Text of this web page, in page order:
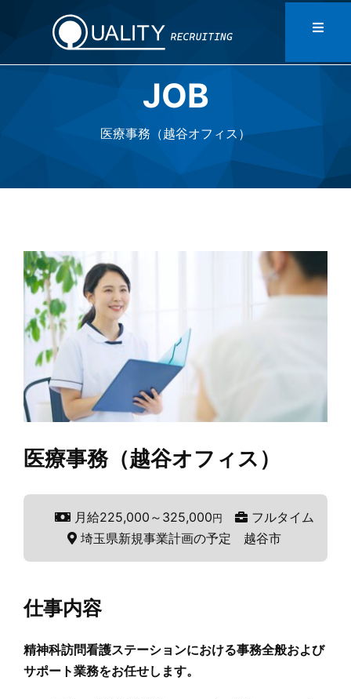
Toggle
MESSAGE
CONTACT
JOB
医療事務（越谷オフィス）
医療事務（越谷オフィス）
月給225,000～325,000円
フルタイム
埼玉県新規事業計画の予定 越谷市
仕事内容
精神科訪問看護ステーションにおける事務全般および
サポート業務をお任せします。